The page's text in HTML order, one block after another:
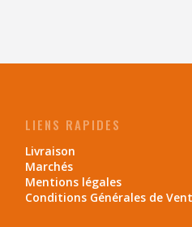
LIENS RAPIDES
Livraison
Marchés
Mentions légales
Conditions Générales de